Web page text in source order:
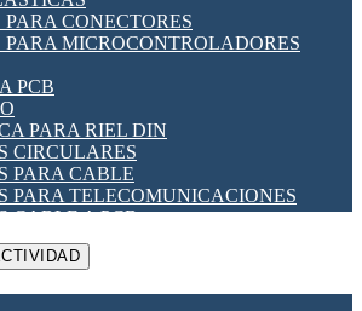
PARA PANEL
RELÉ
FIN DE CARRERA
ENERGÍA Y TC'S DE CORRIENTE
A PASO
LÓGICO PROGRAMABLES
DE HORARIO
PARA CONECTORES
PARA MICROCONTROLADORES
PCB
PARA RIEL DIN
CIRCULARES
PARA CABLE
PARA TELECOMUNICACIONES
CABLE A PCB
PCB A CABLE